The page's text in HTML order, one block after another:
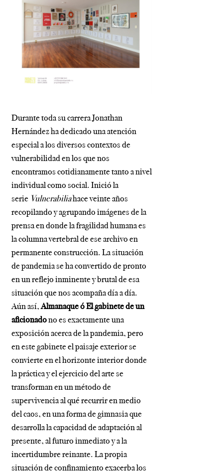
Durante toda su carrera Jonathan
Hernández ha dedicado una atención
especial a los diversos contextos de
vulnerabilidad en los que nos
encontramos cotidianamente tanto a nivel
individual como social. Inició la
serie Vulnerabiliahace veinte años
recopilando y agrupando imágenes de la
prensa en donde la fragilidad humana es
la columna vertebral de ese archivo en
permanente construcción. La situación
de pandemia se ha convertido de pronto
en un reflejo inminente y brutal de esa
situación que nos acompaña día a día.
Aún así,Almanaqueó El gabinete de un
aficionadono es exactamente una
exposición acerca de la pandemia, pero
en este gabinete el paisaje exterior se
convierte en el horizonte interior donde
la práctica y el ejercicio del arte se
transforman en un método de
supervivencia al qué recurrir en medio
del caos, en una forma de gimnasia que
desarrolla la capacidad de adaptación al
presente, al futuro inmediato y a la
incertidumbre reinante. La propia
situación de confinamiento exacerba los